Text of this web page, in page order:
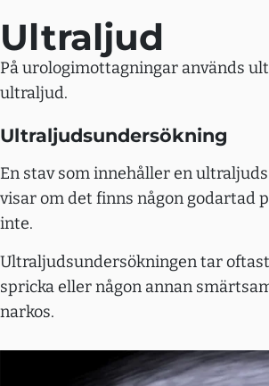
Ultraljud
På urologimottagningar används
ultraljud.
Ultraljudsundersökning
En stav som innehåller en
visar om det finns någon godartad
inte.
Ultraljudsundersökningen tar
spricka eller någon annan
narkos.